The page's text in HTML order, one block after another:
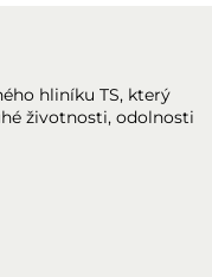
hliníku TS, který
životnosti, odolnosti